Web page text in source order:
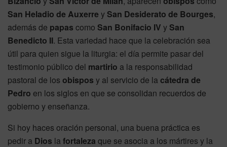
San Heladio de Auxerre y San Desiderato de Bourges,
además de papas como San Bonifacio IV y San
Benedicto II. Esta variedad hace que la celebración sea
útil para quien sigue la liturgia: el día permite pasar del
testimonio público del martirio a la responsabilidad
pastoral de los obispos y al servicio de lacátedra de
Pedro en los siglos en que se consolidan recuerdos de
gobierno y enseñanza.
Si hoy haces oración personal, una buena práctica es
pedir a Dios lafortaleza que se asocia a los mártires y la